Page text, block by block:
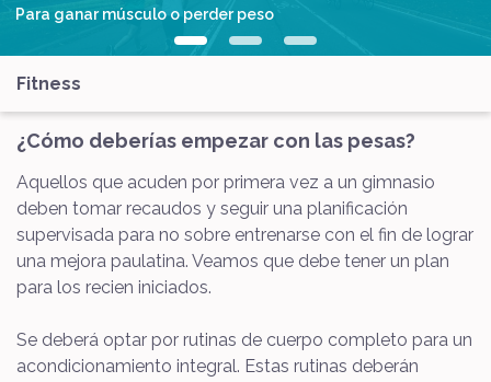
Para ganar músculo o perder peso
Fitness
¿Cómo deberías empezar con las pesas?
Aquellos que acuden por primera vez a un gimnasio
deben tomar recaudos y seguir una planificación
supervisada para no sobre entrenarse con el fin de lograr
una mejora paulatina. Veamos que debe tener un plan
para los recien iniciados.
Se deberá optar por rutinas de cuerpo completo para un
acondicionamiento integral. Estas rutinas deberán